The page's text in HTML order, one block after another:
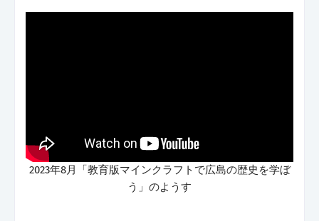
2023年8月「教育版マインクラフトで広島の歴史を学ぼ
う」のようす